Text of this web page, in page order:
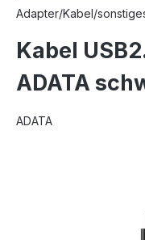
Adapter/Kabel/
Kabel
ADATA
ADATA